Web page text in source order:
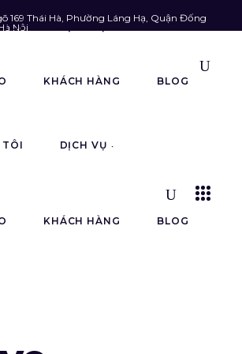
169 Thái Hà, Phường Láng Hạ, Quận Đống
Nội
TÔI DỊCH VỤ
KHÁCH HÀNG BLOG
TÔI DỊCH VỤ
KHÁCH HÀNG BLOG